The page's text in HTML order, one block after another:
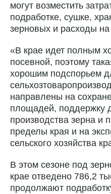
могут возместить
подработке, сушке,
зерновых и расходы на
«В крае идет полным
посевной, поэтому
хорошим подспорьем
направлены на
площадей, поддержку
производства зерна и
пределы края и на
сельского хозяйства
В этом сезоне под
крае отведено 786,2
продолжают